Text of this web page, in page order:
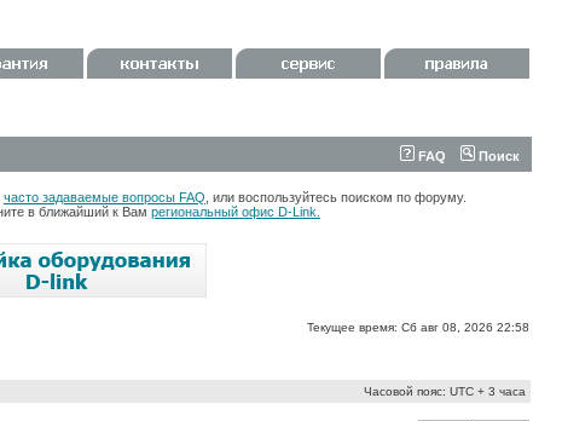
FAQ Поиск
часто задаваемые вопросы FAQ , или воспользуйтесь поиском по форуму.
в ближайший к Вам региональный офис D-Link.
Текущее время: Сб авг 08, 2026 22:58
Часовой пояс: UTC + 3 часа